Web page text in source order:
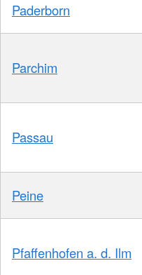
Paderborn
Parchim
Passau
Peine
Pfaffenhofen a. d. Ilm